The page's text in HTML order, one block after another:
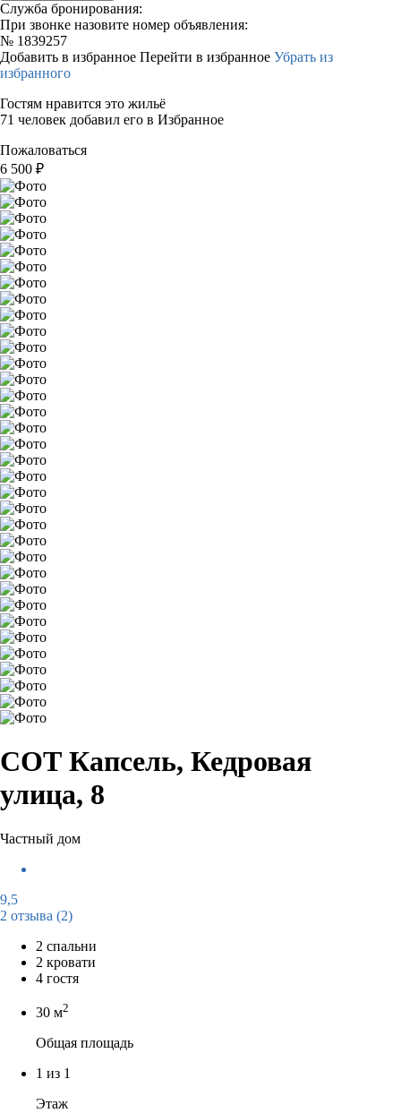
Служба бронирования:
При звонке назовите номер объявления:
№ 1839257
Добавить в избранное Перейти в избранное Убрать из
избранного
Гостям нравится это жильё
71 человек добавил его в Избранное
Пожаловаться
6 500 ₽
СОТ Капсель, Кедровая
улица, 8
Частный дом
9,5
2 отзыва (2)
2 спальни
2 кровати
4 гостя
30 м2
Общая площадь
1 из 1
Этаж